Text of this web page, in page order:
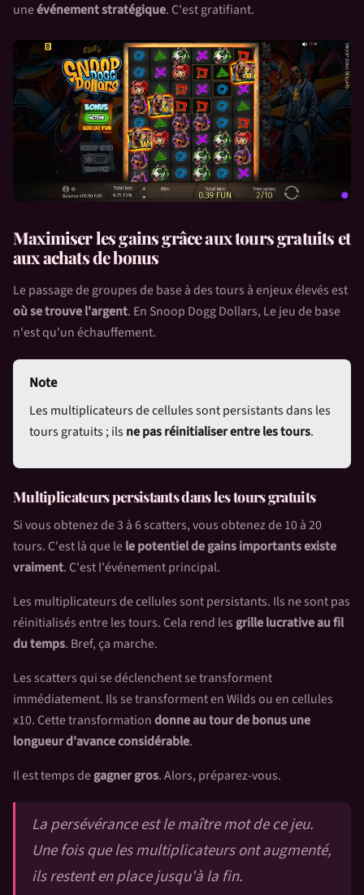
uneévénement stratégique. C'est gratifiant.
Maximiser les gains grâce aux tours gratuits et
aux achats de bonus
Le passage de groupes de base à des tours à enjeux élevés est
où se trouve l'argent. En Snoop Dogg Dollars, Le jeu de base
n'est qu'un échauffement.
Note
Les multiplicateurs de cellules sont persistants dans les
tours gratuits ; ils ne pas réinitialiser entre les tours.
Multiplicateurs persistants dans les tours gratuits
Si vous obtenez de 3 à 6 scatters, vous obtenez de 10 à 20
tours. C'est là que lele potentiel de gains importants existe
vraiment. C'est l'événement principal.
Les multiplicateurs de cellules sont persistants. Ils ne sont pas
réinitialisés entre les tours. Cela rend lesgrille lucrative au fil
du temps. Bref, ça marche.
Les scatters qui se déclenchent se transforment
immédiatement. Ils se transforment en Wilds ou en cellules
x10. Cette transformationdonne au tour de bonus une
longueur d'avance considérable.
Il est temps degagner gros. Alors, préparez-vous.
La persévérance est le maître mot de ce jeu.
Une fois que les multiplicateurs ont augmenté,
ils restent en place jusqu'à la fin.